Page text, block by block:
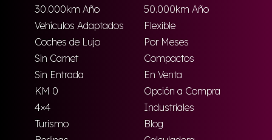
30.000km Año
50.000km Año
Vehículos Adaptados
Flexible
Coches de Lujo
Por Meses
Sin Carnet
Compactos
Sin Entrada
En Venta
KM 0
Opción a Compra
4×4
Industriales
Turismo
Blog